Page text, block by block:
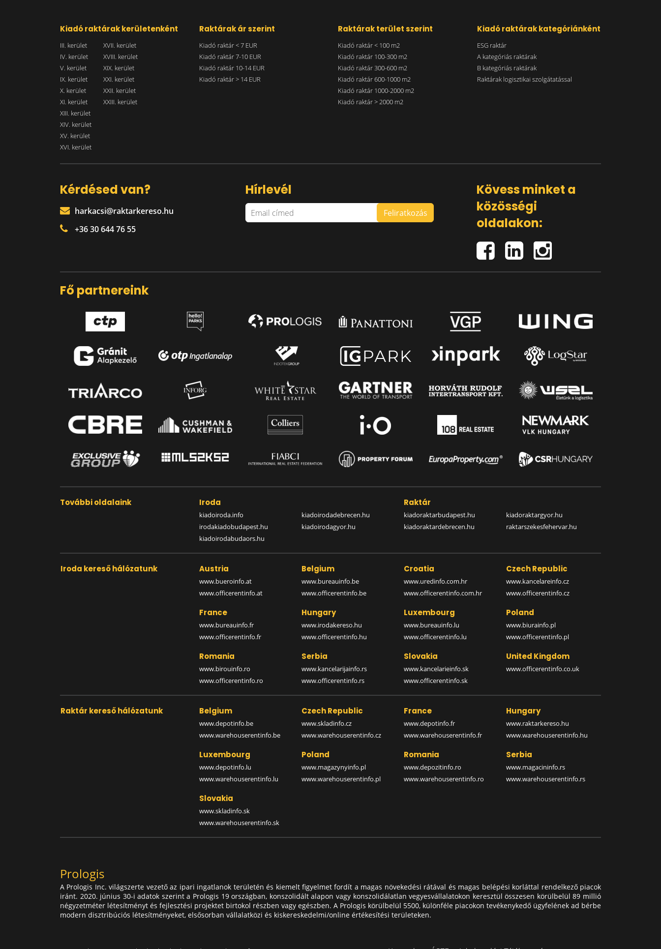
Kiadó raktárak kerületenként
III. kerület
IV. kerület
V. kerület
IX. kerület
X. kerület
XI. kerület
XIII. kerület
XIV. kerület
XV. kerület
XVI. kerület
XVII. kerület
XVIII. kerület
XIX. kerület
XXI. kerület
XXII. kerület
XXIII. kerület
Raktárak ár szerint
Kiadó raktár < 7 EUR
Kiadó raktár 7-10 EUR
Kiadó raktár 10-14 EUR
Kiadó raktár > 14 EUR
Raktárak terület szerint
Kiadó raktár < 100 m2
Kiadó raktár 100-300 m2
Kiadó raktár 300-600 m2
Kiadó raktár 600-1000 m2
Kiadó raktár 1000-2000 m2
Kiadó raktár > 2000 m2
Kiadó raktárak kategóriánként
ESG raktár
A kategóriás raktárak
B kategóriás raktárak
Raktárak logisztikai szolgátatással
Kérdésed van?
harkacsi@raktarkereso.hu
+36 30 644 76 55
Hírlevél
Kövess minket a
közösségi
oldalakon:
Fő partnereink
További oldalaink Iroda
kiadoiroda.info
irodakiadobudapest.hu
kiadoirodabudaors.hu
kiadoirodadebrecen.hu
kiadoirodagyor.hu
Raktár
kiadoraktarbudapest.hu
kiadoraktardebrecen.hu
kiadoraktargyor.hu
raktarszekesfehervar.hu
Iroda kereső hálózatunk Austria
www.bueroinfo.at
www.officerentinfo.at
Belgium
www.bureauinfo.be
www.officerentinfo.be
Croatia
www.uredinfo.com.hr
www.officerentinfo.com.hr
Czech Republic
www.kancelareinfo.cz
www.officerentinfo.cz
France
www.bureauinfo.fr
www.officerentinfo.fr
Hungary
www.irodakereso.hu
www.officerentinfo.hu
Luxembourg
www.bureauinfo.lu
www.officerentinfo.lu
Poland
www.biurainfo.pl
www.officerentinfo.pl
Romania
www.birouinfo.ro
www.officerentinfo.ro
Serbia
www.kancelarijainfo.rs
www.officerentinfo.rs
Slovakia
www.kancelarieinfo.sk
www.officerentinfo.sk
United Kingdom
www.officerentinfo.co.uk
Raktár kereső hálózatunk Belgium
www.depotinfo.be
www.warehouserentinfo.be
Czech Republic
www.skladinfo.cz
www.warehouserentinfo.cz
France
www.depotinfo.fr
www.warehouserentinfo.fr
Hungary
www.raktarkereso.hu
www.warehouserentinfo.hu
Luxembourg
www.depotinfo.lu
www.warehouserentinfo.lu
Poland
www.magazynyinfo.pl
www.warehouserentinfo.pl
Romania
www.depozitinfo.ro
www.warehouserentinfo.ro
Serbia
www.magacininfo.rs
www.warehouserentinfo.rs
Slovakia
www.skladinfo.sk
www.warehouserentinfo.sk
Prologis
A Prologis Inc. világszerte vezető az ipari ingatlanok területén és kiemelt figyelmet fordít a magas növekedési rátával és magas belépési korláttal rendelkező piacok
iránt. 2020. június 30-i adatok szerint a Prologis 19 országban, konszolidált alapon vagy konszolidálatlan vegyesvállalatokon keresztül összesen körülbelül 89 millió
négyzetméter létesítményt és fejlesztési projektet birtokol részben vagy egészben. A Prologis körülbelül 5500, különféle piacokon tevékenykedő ügyfelének ad bérbe
modern disztribúciós létesítményeket, elsősorban vállalatközi és kiskereskedelmi/online értékesítési területeken.